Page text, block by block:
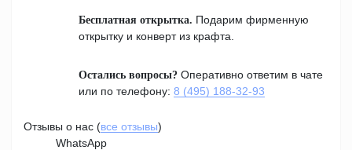
Бесплатная открытка. Подарим фирменную
открытку и конверт из крафта.
Остались вопросы? Оперативно ответим в чате
или по телефону: 8 (495) 188-32-93
Отзывы о нас (все отзывы)
WhatsApp